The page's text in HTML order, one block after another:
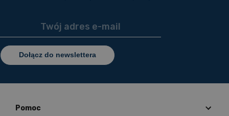
Dołącz do newslettera
Pomoc